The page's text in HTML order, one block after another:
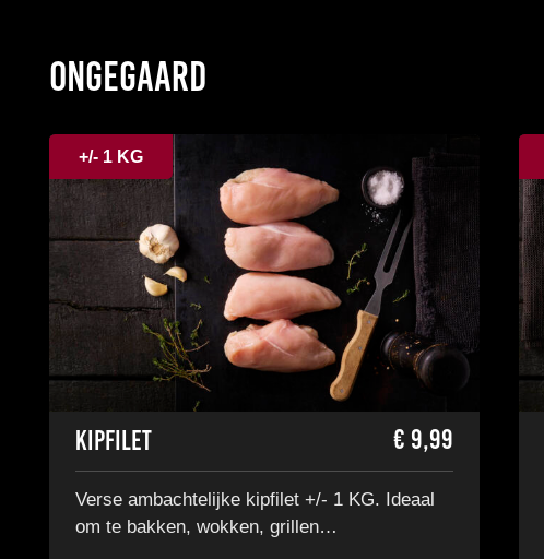
Ongegaard
+/- 1 KG
Kipfilet € 9,99
Verse ambachtelijke kipfilet +/- 1 KG. Ideaal
om te bakken, wokken, grillen…